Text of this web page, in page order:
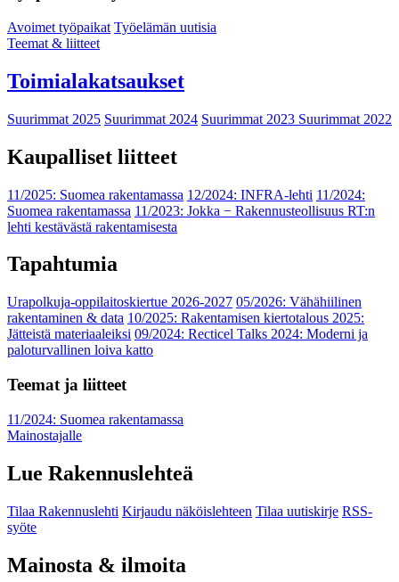
Avoimet työpaikat Työelämän uutisia
Teemat & liitteet
Toimialakatsaukset
Suurimmat 2025 Suurimmat 2024 Suurimmat 2023 Suurimmat 2022
Kaupalliset liitteet
11/2025: Suomea rakentamassa 12/2024: INFRA-lehti 11/2024:
Suomea rakentamassa 11/2023: Jokka − Rakennusteollisuus RT:n
lehti kestävästä rakentamisesta
Tapahtumia
Urapolkuja-oppilaitoskiertue 2026-2027 05/2026: Vähähiilinen
rakentaminen & data 10/2025: Rakentamisen kiertotalous 2025:
Jätteistä materiaaleiksi 09/2024: Recticel Talks 2024: Moderni ja
paloturvallinen loiva katto
Teemat ja liitteet
11/2024: Suomea rakentamassa
Mainostajalle
Lue Rakennuslehteä
Tilaa Rakennuslehti Kirjaudu näköislehteen Tilaa uutiskirje RSS-
syöte
Mainosta & ilmoita